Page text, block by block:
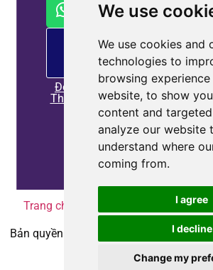
We use
We use cookies and
technologies to
browsing
website, to show
content and
analyze our website
understand where
coming from.
I agree
I decline
Change my
Đọc
Thêm
Trang chủ Chính sách bảo mật|
Bản quyền © 2010-2025 Coepower.com